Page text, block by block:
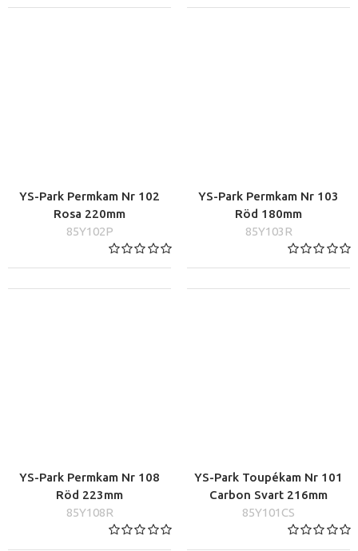
YS-Park Permkam Nr 102
Rosa 220mm
85Y102P
YS-Park Permkam Nr 103
Röd 180mm
85Y103R
YS-Park Permkam Nr 108
Röd 223mm
85Y108R
YS-Park Toupékam Nr 101
Carbon Svart 216mm
85Y101CS